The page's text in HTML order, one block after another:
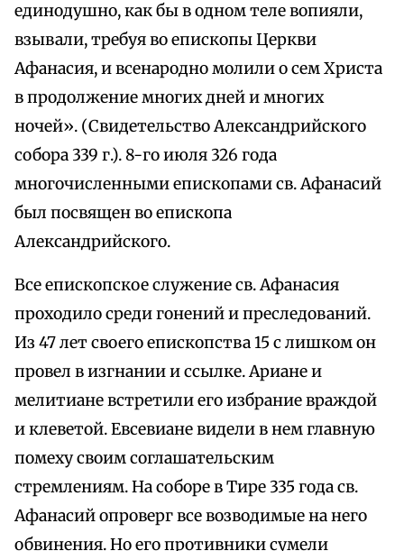
единодушно, как бы в одном теле вопияли,
взывали, требуя во епископы Церкви
Афанасия, и всенародно молили о сем Христа
в продолжение многих дней и многих
ночей». (Свидетельство Александрийского
собора 339 г.). 8-го июля 326 года
многочисленными епископами св. Афанасий
был посвящен во епископа
Александрийского.
Все епископское служение св. Афанасия
проходило среди гонений и преследований.
Из 47 лет своего епископства 15 с лишком он
провел в изгнании и ссылке. Ариане и
мелитиане встретили его избрание враждой
и клеветой. Евсевиане видели в нем главную
помеху своим соглашательским
стремлениям. На соборе в Тире 335 года св.
Афанасий опроверг все возводимые на него
обвинения. Но его противники сумели